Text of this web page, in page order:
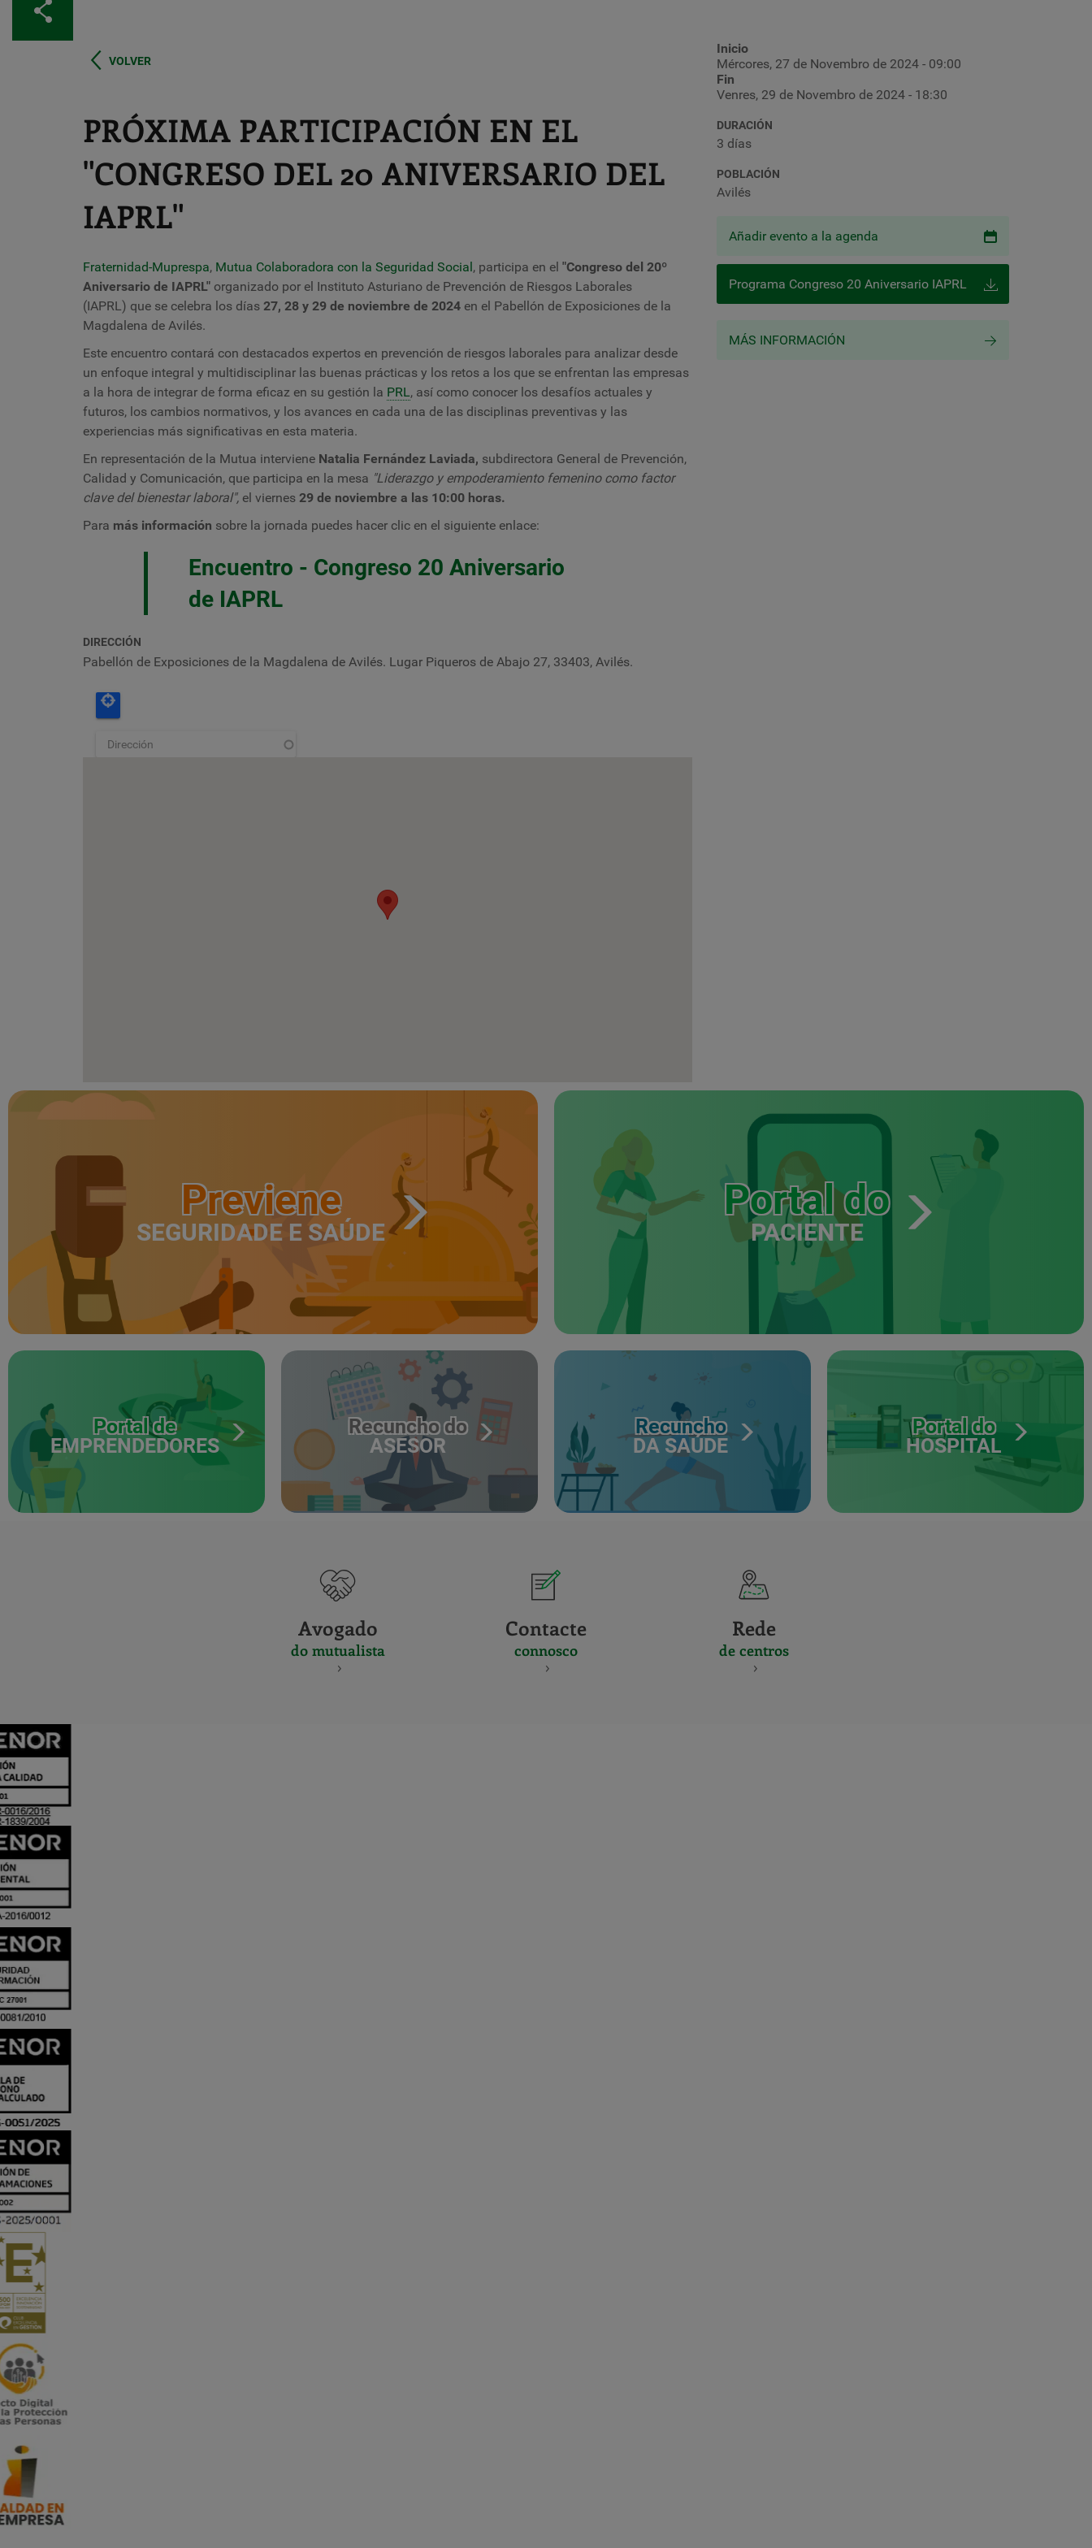
VOLVER
PRÓXIMA PARTICIPACIÓN EN EL
"CONGRESO DEL 20 ANIVERSARIO DEL
IAPRL"
Fraternidad-Muprespa, Mutua Colaboradora con la Seguridad Social, participa en el "Congreso del 20º
Aniversario de IAPRL" organizado por el Instituto Asturiano de Prevención de Riesgos Laborales
(IAPRL) que se celebra los días 27, 28 y 29 de noviembre de 2024 en el Pabellón de Exposiciones de la
Magdalena de Avilés.
Este encuentro contará con destacados expertos en prevención de riesgos laborales para analizar desde
un enfoque integral y multidisciplinar las buenas prácticas y los retos a los que se enfrentan las empresas
a la hora de integrar de forma eficaz en su gestión la PRL, así como conocer los desafíos actuales y
futuros, los cambios normativos, y los avances en cada una de las disciplinas preventivas y las
experiencias más significativas en esta materia.
En representación de la Mutua interviene Natalia Fernández Laviada, subdirectora General de Prevención,
Calidad y Comunicación, que participa en la mesa "Liderazgo y empoderamiento femenino como factor
clave del bienestar laboral", el viernes 29 de noviembre a las 10:00 horas.
Para más información sobre la jornada puedes hacer clic en el siguiente enlace:
Encuentro - Congreso 20 Aniversario
de IAPRL
DIRECCIÓN
Pabellón de Exposiciones de la Magdalena de Avilés. Lugar Piqueros de Abajo 27, 33403, Avilés.
Inicio
Mércores, 27 de Novembro de 2024 - 09:00
Fin
Venres, 29 de Novembro de 2024 - 18:30
DURACIÓN
3 días
POBLACIÓN
Avilés
Añadir evento a la agenda
Programa Congreso 20 Aniversario IAPRL
MÁS INFORMACIÓN
Previene
SEGURIDADE E SAÚDE
Portal do
PACIENTE
Portal de
EMPRENDEDORES
Recuncho do
ASESOR
Recuncho
DA SAÚDE
Portal do
HOSPITAL
Avogado
do mutualista
Contacte
connosco
Rede
de centros